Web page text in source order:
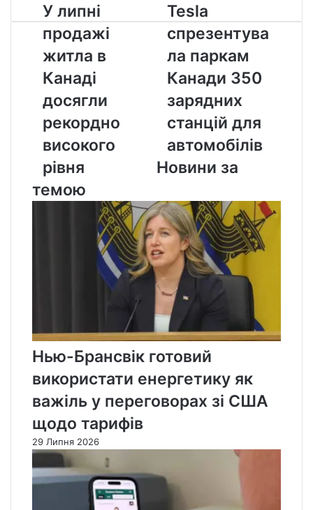
У
липні
продажі
житла
в
Канаді
досягли
рекордно
високого
У липні
продажі
житла в
Канаді
досягли
рекордно
високого
рівня
Tesla
спрезентувала
паркам
Канади
350
зарядних
станцій
для
автомобілів
Tesla
спрезентува
ла паркам
Канади 350
зарядних
станцій для
автомобілів
Новини за
темою
Нью-Брансвік готовий
використати енергетику як
важіль у переговорах зі США
щодо тарифів
29 Липня 2026